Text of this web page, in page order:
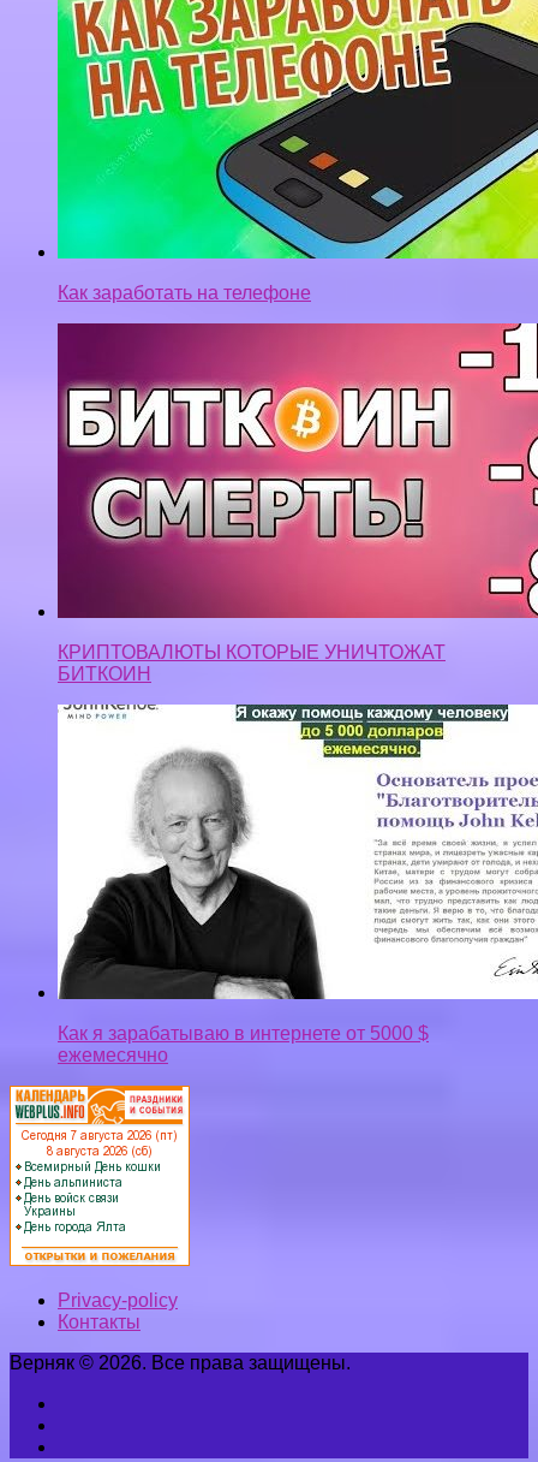
Как заработать на телефоне
КРИПТОВАЛЮТЫ КОТОРЫЕ УНИЧТОЖАТ
БИТКОИН
Как я зарабатываю в интернете от 5000 $
ежемесячно
Privacy-policy
Контакты
Верняк © 2026. Все права защищены.